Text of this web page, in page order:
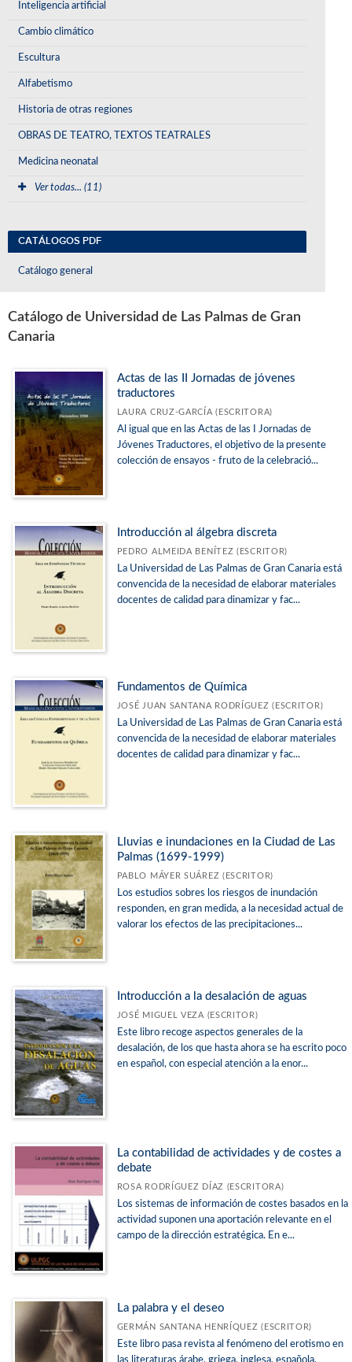
Inteligencia artificial
Cambio climático
Escultura
Alfabetismo
Historia de otras regiones
OBRAS DE TEATRO, TEXTOS TEATRALES
Medicina neonatal
Ver todas... (11)
CATÁLOGOS PDF
Catálogo general
Catálogo de Universidad de Las Palmas de Gran
Canaria
Actas de las II Jornadas de jóvenes
traductores
LAURA CRUZ-GARCÍA (ESCRITORA)
Al igual que en las Actas de las I Jornadas de
Jóvenes Traductores, el objetivo de la presente
colección de ensayos - fruto de la celebració...
Introducción al álgebra discreta
PEDRO ALMEIDA BENÍTEZ (ESCRITOR)
La Universidad de Las Palmas de Gran Canaria está
convencida de la necesidad de elaborar materiales
docentes de calidad para dinamizar y fac...
Fundamentos de Química
JOSÉ JUAN SANTANA RODRÍGUEZ (ESCRITOR)
La Universidad de Las Palmas de Gran Canaria está
convencida de la necesidad de elaborar materiales
docentes de calidad para dinamizar y fac...
Lluvias e inundaciones en la Ciudad de Las
Palmas (1699-1999)
PABLO MÁYER SUÁREZ (ESCRITOR)
Los estudios sobres los riesgos de inundación
responden, en gran medida, a la necesidad actual de
valorar los efectos de las precipitaciones...
Introducción a la desalación de aguas
JOSÉ MIGUEL VEZA (ESCRITOR)
Este libro recoge aspectos generales de la
desalación, de los que hasta ahora se ha escrito poco
en español, con especial atención a la enor...
La contabilidad de actividades y de costes a
debate
ROSA RODRÍGUEZ DÍAZ (ESCRITORA)
Los sistemas de información de costes basados en la
actividad suponen una aportación relevante en el
campo de la dirección estratégica. En e...
La palabra y el deseo
GERMÁN SANTANA HENRÍQUEZ (ESCRITOR)
Este libro pasa revista al fenómeno del erotismo en